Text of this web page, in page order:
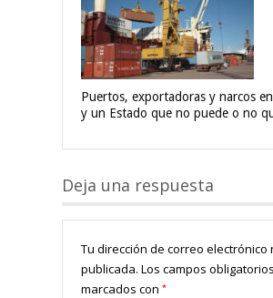
Puertos, exportadoras y narcos
y un Estado que no puede o no
Deja una respuesta
Tu dirección de correo electrónico
publicada. Los campos
marcados con *